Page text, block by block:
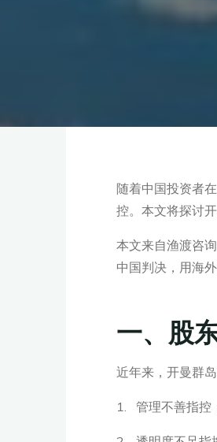
随着中国投资者
控。本文将探讨
本文来自渔渡咨
中国判决，用海
一、股
近年来，开曼群
1. 管理不善指控